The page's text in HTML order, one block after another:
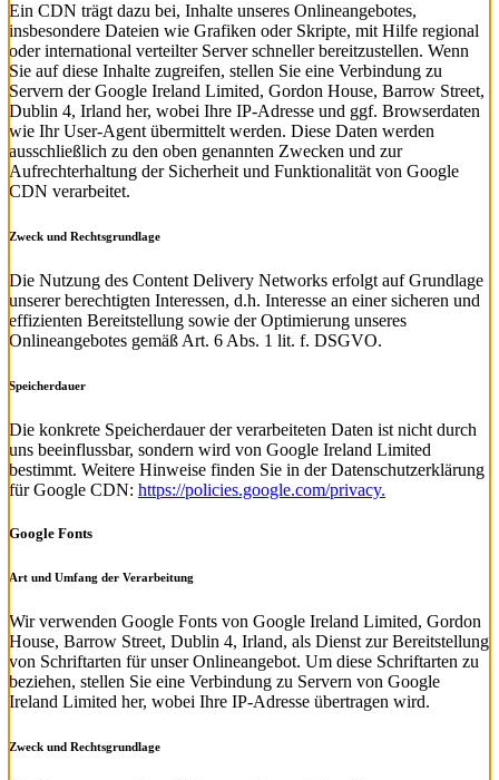
Ein CDN trägt dazu bei, Inhalte unseres Onlineangebotes,
insbesondere Dateien wie Grafiken oder Skripte, mit Hilfe regional
oder international verteilter Server schneller bereitzustellen. Wenn
Sie auf diese Inhalte zugreifen, stellen Sie eine Verbindung zu
Servern der Google Ireland Limited, Gordon House, Barrow Street,
Dublin 4, Irland her, wobei Ihre IP-Adresse und ggf. Browserdaten
wie Ihr User-Agent übermittelt werden. Diese Daten werden
ausschließlich zu den oben genannten Zwecken und zur
Aufrechterhaltung der Sicherheit und Funktionalität von Google
CDN verarbeitet.
Zweck und Rechtsgrundlage
Die Nutzung des Content Delivery Networks erfolgt auf Grundlage
unserer berechtigten Interessen, d.h. Interesse an einer sicheren und
effizienten Bereitstellung sowie der Optimierung unseres
Onlineangebotes gemäß Art. 6 Abs. 1 lit. f. DSGVO.
Speicherdauer
Die konkrete Speicherdauer der verarbeiteten Daten ist nicht durch
uns beeinflussbar, sondern wird von Google Ireland Limited
bestimmt. Weitere Hinweise finden Sie in der Datenschutzerklärung
für Google CDN: https://policies.google.com/privacy.
Google Fonts
Art und Umfang der Verarbeitung
Wir verwenden Google Fonts von Google Ireland Limited, Gordon
House, Barrow Street, Dublin 4, Irland, als Dienst zur Bereitstellung
von Schriftarten für unser Onlineangebot. Um diese Schriftarten zu
beziehen, stellen Sie eine Verbindung zu Servern von Google
Ireland Limited her, wobei Ihre IP-Adresse übertragen wird.
Zweck und Rechtsgrundlage